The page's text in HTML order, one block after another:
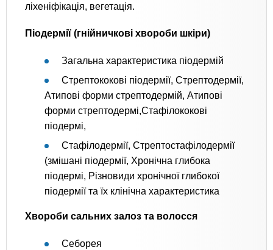
ліхеніфікація, вегетація.
Піодермії (гнійничкові хвороби шкіри)
Загальна характеристика піодермій
Стрептококові піодермії, Стрептодермії,
Атипові форми стрептодермій, Атипові
форми стрептодермі,Стафілококові
піодермі,
Стафілодермії, Стрептостафілодермії
(змішані піодермії, Хронічна глибока
піодермі, Різновиди хронічної глибокої
піодермії та їх клінічна характеристика
Хвороби сальних залоз та волосся
Себорея